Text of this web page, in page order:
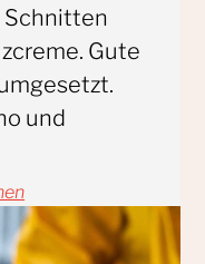
Schnitten
Gute
und